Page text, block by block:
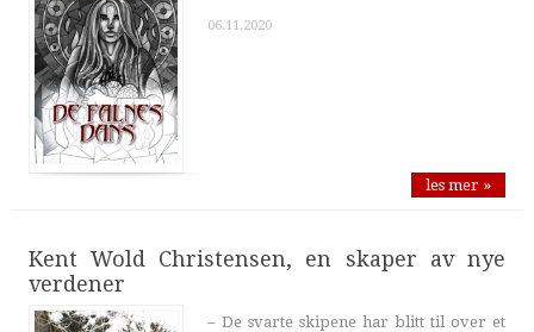
06.11.2020
les mer »
Kent Wold Christensen, en skaper av nye
verdener
– De svarte skipene har blitt til over et